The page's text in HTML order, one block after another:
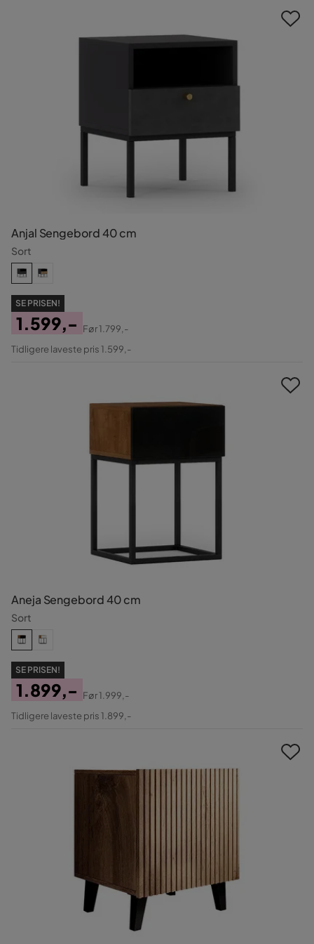
Anjal Sengebord 40 cm
Sort
SE PRISEN!
Pris
1.599,-
Original
Før1.799,-
Tidligere laveste pris 1.599,-
Aneja Sengebord 40 cm
Sort
SE PRISEN!
Pris
1.899,-
Original
Før1.999,-
Tidligere laveste pris 1.899,-